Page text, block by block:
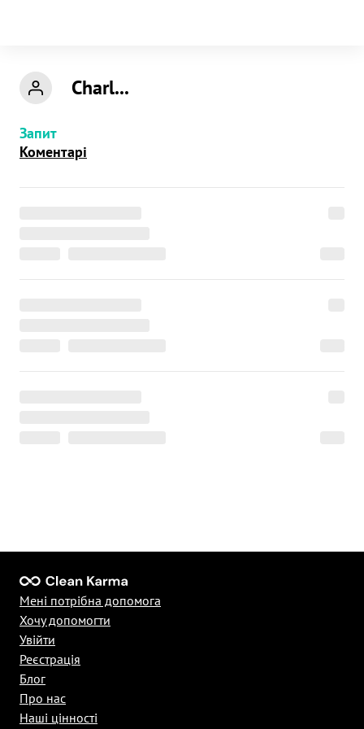
Charl...
Запит
Коментарі
Мені потрібна допомога
Хочу допомогти
Увійти
Реєстрація
Блог
Про нас
Наші цінності